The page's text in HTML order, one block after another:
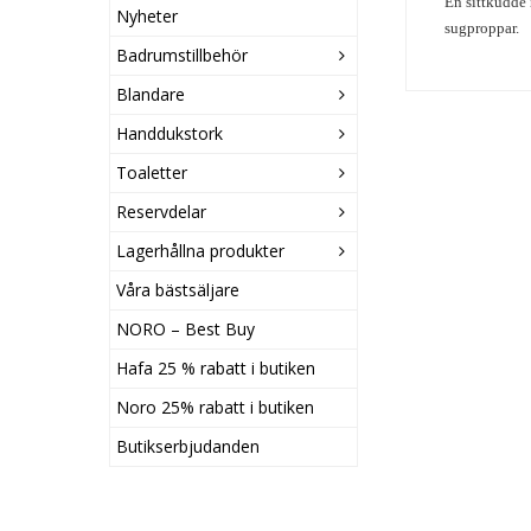
Nyheter
Badrumstillbehör
Blandare
Handdukstork
Toaletter
Reservdelar
Lagerhållna produkter
Våra bästsäljare
NORO – Best Buy
Hafa 25 % rabatt i butiken
Noro 25% rabatt i butiken
Butikserbjudanden
sugproppar.